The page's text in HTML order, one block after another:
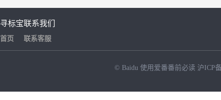
寻标宝
首页
联系我们
联系客服
© Baidu 使用爱番番前必读 沪ICP